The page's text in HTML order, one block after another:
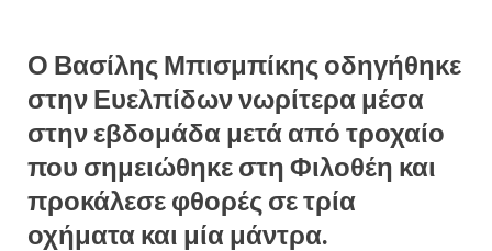
Ο Βασίλης Μπισμπίκης οδηγήθηκε
στην Ευελπίδων νωρίτερα μέσα
στην εβδομάδα μετά από τροχαίο
που σημειώθηκε στη Φιλοθέη και
προκάλεσε φθορές σε τρία
οχήματα και μία μάντρα.